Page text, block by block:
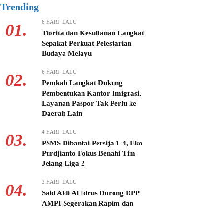
Trending
01. 6 HARI LALU
Tiorita dan Kesultanan Langkat
Sepakat Perkuat Pelestarian
Budaya Melayu
02. 6 HARI LALU
Pemkab Langkat Dukung
Pembentukan Kantor Imigrasi,
Layanan Paspor Tak Perlu ke
Daerah Lain
03. 4 HARI LALU
PSMS Dibantai Persija 1-4, Eko
Purdjianto Fokus Benahi Tim
Jelang Liga 2
04. 3 HARI LALU
Said Aldi Al Idrus Dorong DPP
AMPI Segerakan Rapim dan